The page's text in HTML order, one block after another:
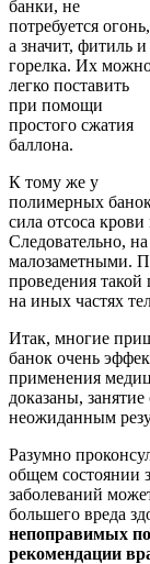
банки, не
потребуется огонь,
а значит, фитиль и
горелка. Их
легко поставить
при помощи
простого сжатия
баллона.
К тому же у
полимерных
сила отсоса
Следовательно,
малозаметными.
проведения
на иных частях
Итак, многие
банок очень
применения
доказаны,
неожиданным
Разумно
общем состоянии
заболеваний
большего вреда
непоправимых
рекомендации